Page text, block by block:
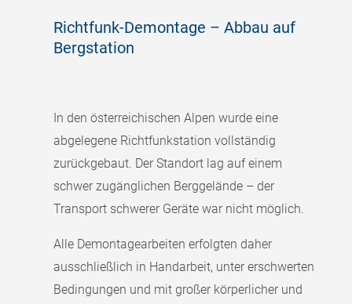
Richtfunk-Demontage – Abbau auf
Bergstation
In den österreichischen Alpen wurde eine
abgelegene Richtfunkstation vollständig
zurückgebaut. Der Standort lag auf einem
schwer zugänglichen Berggelände – der
Transport schwerer Geräte war nicht möglich.
Alle Demontagearbeiten erfolgten daher
ausschließlich in Handarbeit, unter erschwerten
Bedingungen und mit großer körperlicher und